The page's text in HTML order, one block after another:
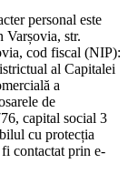
personal este
str.
cod fiscal (NIP):
al Capitalei
a
de
capital social 3
cu protecția
contactat prin e-